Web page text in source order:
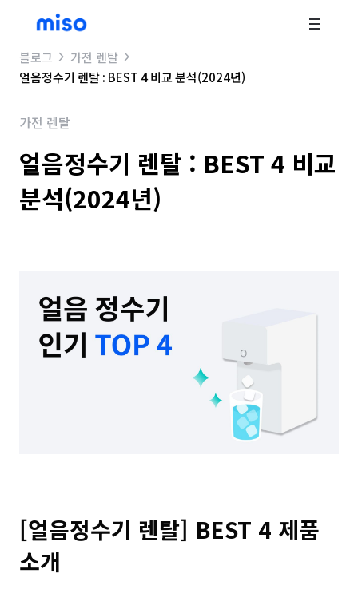
블로그
가전 렌탈
얼음정수기 렌탈 : BEST 4 비교 분석(2024년)
가전 렌탈
얼음정수기 렌탈 : BEST 4 비교
분석(2024년)
[얼음정수기 렌탈] BEST 4 제품
소개